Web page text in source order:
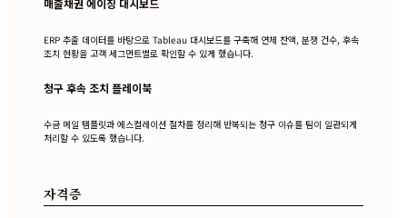
매출채권 에이징 대시보드
ERP 추출 데이터를 바탕으로 Tableau 대시보드를 구축해 연체 잔액, 분쟁 건수, 후속
조치 현황을 고객 세그먼트별로 확인할 수 있게 했습니다.
청구 후속 조치 플레이북
수금 메일 템플릿과 에스컬레이션 절차를 정리해 반복되는 청구 이슈를 팀이 일관되게
처리할 수 있도록 했습니다.
자격증